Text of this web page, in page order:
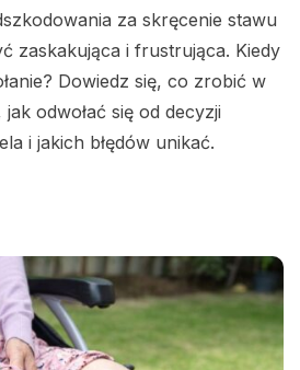
za skręcenie stawu
zaskakująca i frustrująca. Kiedy
Dowiedz się, co zrobić w
odwołać się od decyzji
i jakich błędów unikać.